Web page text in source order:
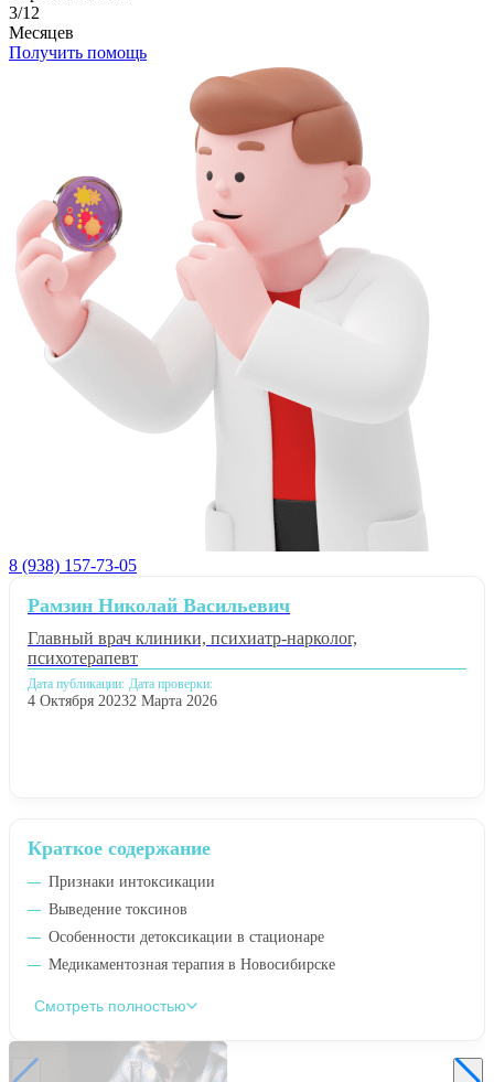
3/12
Месяцев
Получить помощь
8 (938) 157-73-05
Краткое содержание
Признаки интоксикации
Выведение токсинов
Особенности детоксикации в стационаре
Медикаментозная терапия в Новосибирске
Смотреть полностью
Рамзин Николай Васильевич
Главный врач клиники, психиатр-нарколог,
психотерапевт
Дата публикации:
4 Октября 2023
Дата проверки:
2 Марта 2026